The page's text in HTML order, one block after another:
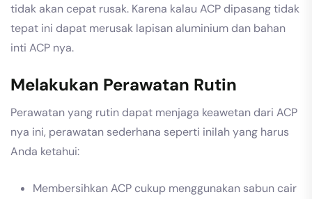
tidak akan cepat rusak. Karena kalau ACP dipasang tidak
tepat ini dapat merusak lapisan aluminium dan bahan
inti ACP nya.
Melakukan Perawatan Rutin
Perawatan yang rutin dapat menjaga keawetan dari ACP
nya ini, perawatan sederhana seperti inilah yang harus
Anda ketahui:
Membersihkan ACP cukup menggunakan sabun cair